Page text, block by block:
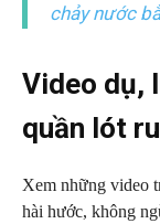
chảy nước
Video dụ,
quần lót
Xem những video
hài hước, không